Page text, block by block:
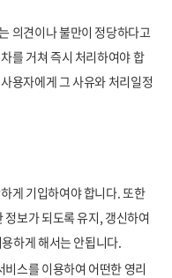
의견이나 불만이 정당하다고
를 거쳐 즉시 처리하여야 합
용자에게 그 사유와 처리일정
게 기입하여야 합니다. 또한
보가 되도록 유지, 갱신하여
하게 해서는 안됩니다.
스를 이용하여 어떤한 영리